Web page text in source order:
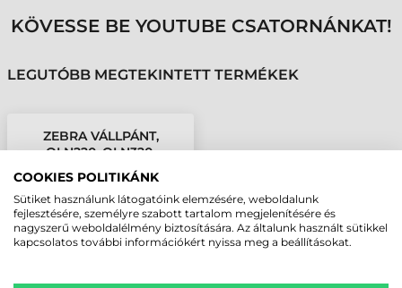
KÖVESSE BE YOUTUBE CSATORNÁNKAT!
LEGUTÓBB MEGTEKINTETT TERMÉKEK
ZEBRA VÁLLPÁNT,
QLN220, QLN320,
COOKIES POLITIKÁNK
Sütiket használunk látogatóink elemzésére, weboldalunk
fejlesztésére, személyre szabott tartalom megjelenítésére és
nagyszerű weboldalélmény biztosítására. Az általunk használt sütikkel
kapcsolatos további információkért nyissa meg a beállításokat.